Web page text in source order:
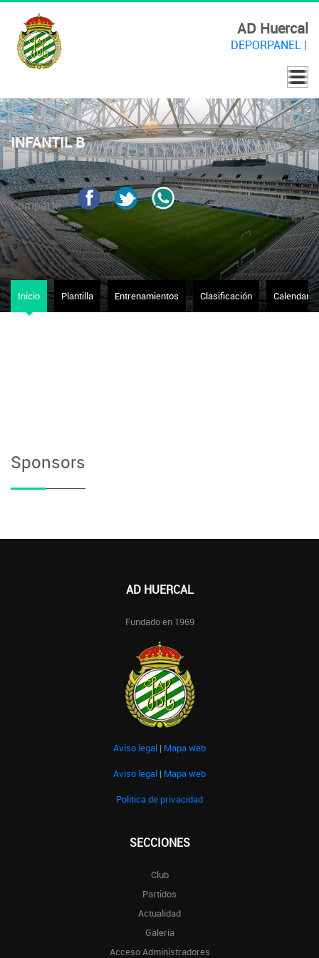
AD Huercal
DEPORPANEL|
INFANTIL B
Comparte
Inicio Plantilla Entrenamientos Clasificación Calendario
Sponsors
AD HUERCAL
Fundado en 1969
Aviso legal | Mapa web
Aviso legal | Mapa web
Politica de privacidad
SECCIONES
Club
Partidos
Actualidad
Galería
Acceso Administradores